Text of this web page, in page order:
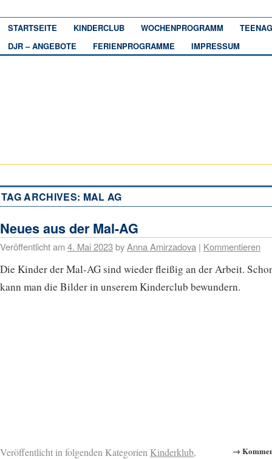
STARTSEITE KINDERCLUB WOCHENPROGRAMM
DJR – ANGEBOTE
FERIENPROGRAMME IMPRESSUM
TAG ARCHIVES: MAL AG
Neues aus der Mal-AG
Veröffentlicht am4. Mai 2023byAnna Amirzadova | Kommentieren
Die Kinder der Mal-AG sind wieder fleißig an der Arbeit.
kann man die Bilder in unserem Kinderclub bewundern.
→
Veröffentlicht in folgenden Kategorien Kinderklub,